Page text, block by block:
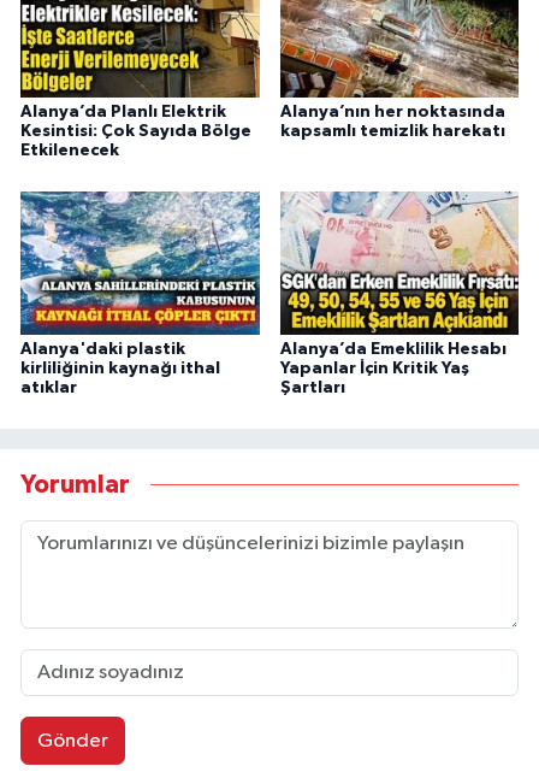
Alanya’da Planlı Elektrik
Kesintisi: Çok Sayıda Bölge
Etkilenecek
Alanya’nın her noktasında
kapsamlı temizlik harekatı
Alanya'daki plastik
kirliliğinin kaynağı ithal
atıklar
Alanya’da Emeklilik Hesabı
Yapanlar İçin Kritik Yaş
Şartları
Yorumlar
Gönder